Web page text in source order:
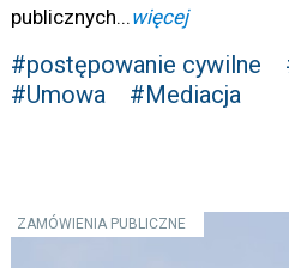
publicznych... więcej
#postępowanie cywilne
#Umowa
#Mediacja
ZAMÓWIENIA PUBLICZNE